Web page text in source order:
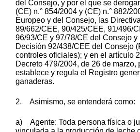
del Consejo, y por el que se
(CE) n.° 854/2004 y (CE) n.° 882/
Europeo y del Consejo, las
89/662/CEE, 90/425/CEE, 91/496/
96/93/CE y 97/78/CE del Consejo y
Decisión 92/438/CEE del Consejo
controles oficiales); y en el artículo
Decreto 479/2004, de 26 de marzo,
establece y regula el Registro
ganaderas.
2. Asimismo, se entenderá como:
a) Agente: Toda persona física o